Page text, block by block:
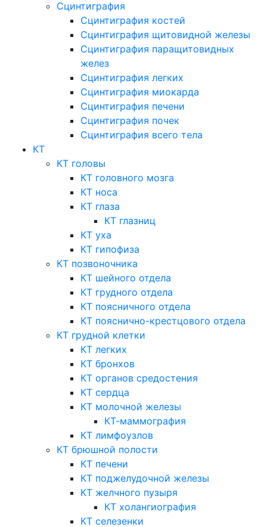
Сцинтиграфия
Сцинтиграфия костей
Сцинтиграфия щитовидной железы
Сцинтиграфия паращитовидных
желез
Сцинтиграфия легких
Сцинтиграфия миокарда
Сцинтиграфия печени
Сцинтиграфия почек
Сцинтиграфия всего тела
КТ
КТ головы
КТ головного мозга
КТ носа
КТ глаза
КТ глазниц
КТ уха
КТ гипофиза
КТ позвоночника
КТ шейного отдела
КТ грудного отдела
КТ поясничного отдела
КТ пояснично-крестцового отдела
КТ грудной клетки
КТ легких
КТ бронхов
КТ органов средостения
КТ сердца
КТ молочной железы
КТ-маммография
КТ лимфоузлов
КТ брюшной полости
КТ печени
КТ поджелудочной железы
КТ желчного пузыря
КТ холангиография
КТ селезенки